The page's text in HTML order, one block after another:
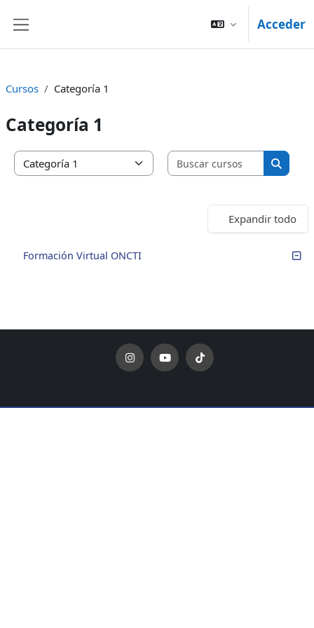
Acceder
Cursos Categoría 1
Categoría 1
Categorías
Buscar
Expandir todo
Formación Virtual ONCTI